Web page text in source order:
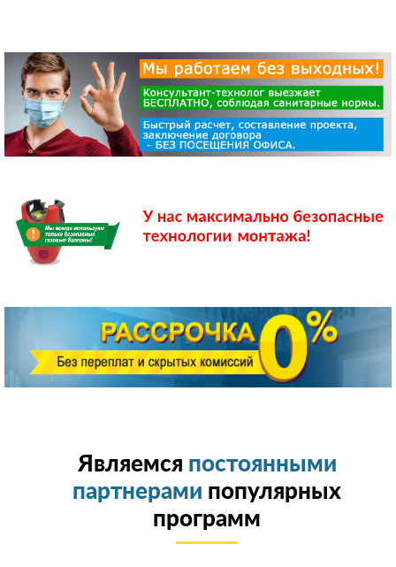
Являемся постоянными
партнерами популярных
программ